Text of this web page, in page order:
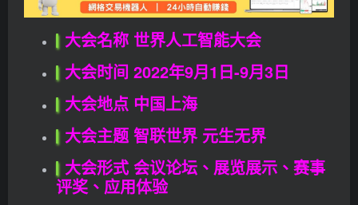
大会名称 世界人工智能大会
大会时间 2022年9月1日-9月3日
大会地点 中国上海
大会主题 智联世界 元生无界
大会形式 会议论坛、展览展示、赛事
评奖、应用体验